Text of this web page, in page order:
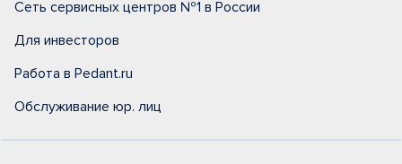
Сеть сервисных центров №1 в России
Для инвесторов
Работа в Pedant.ru
Обслуживание юр. лиц